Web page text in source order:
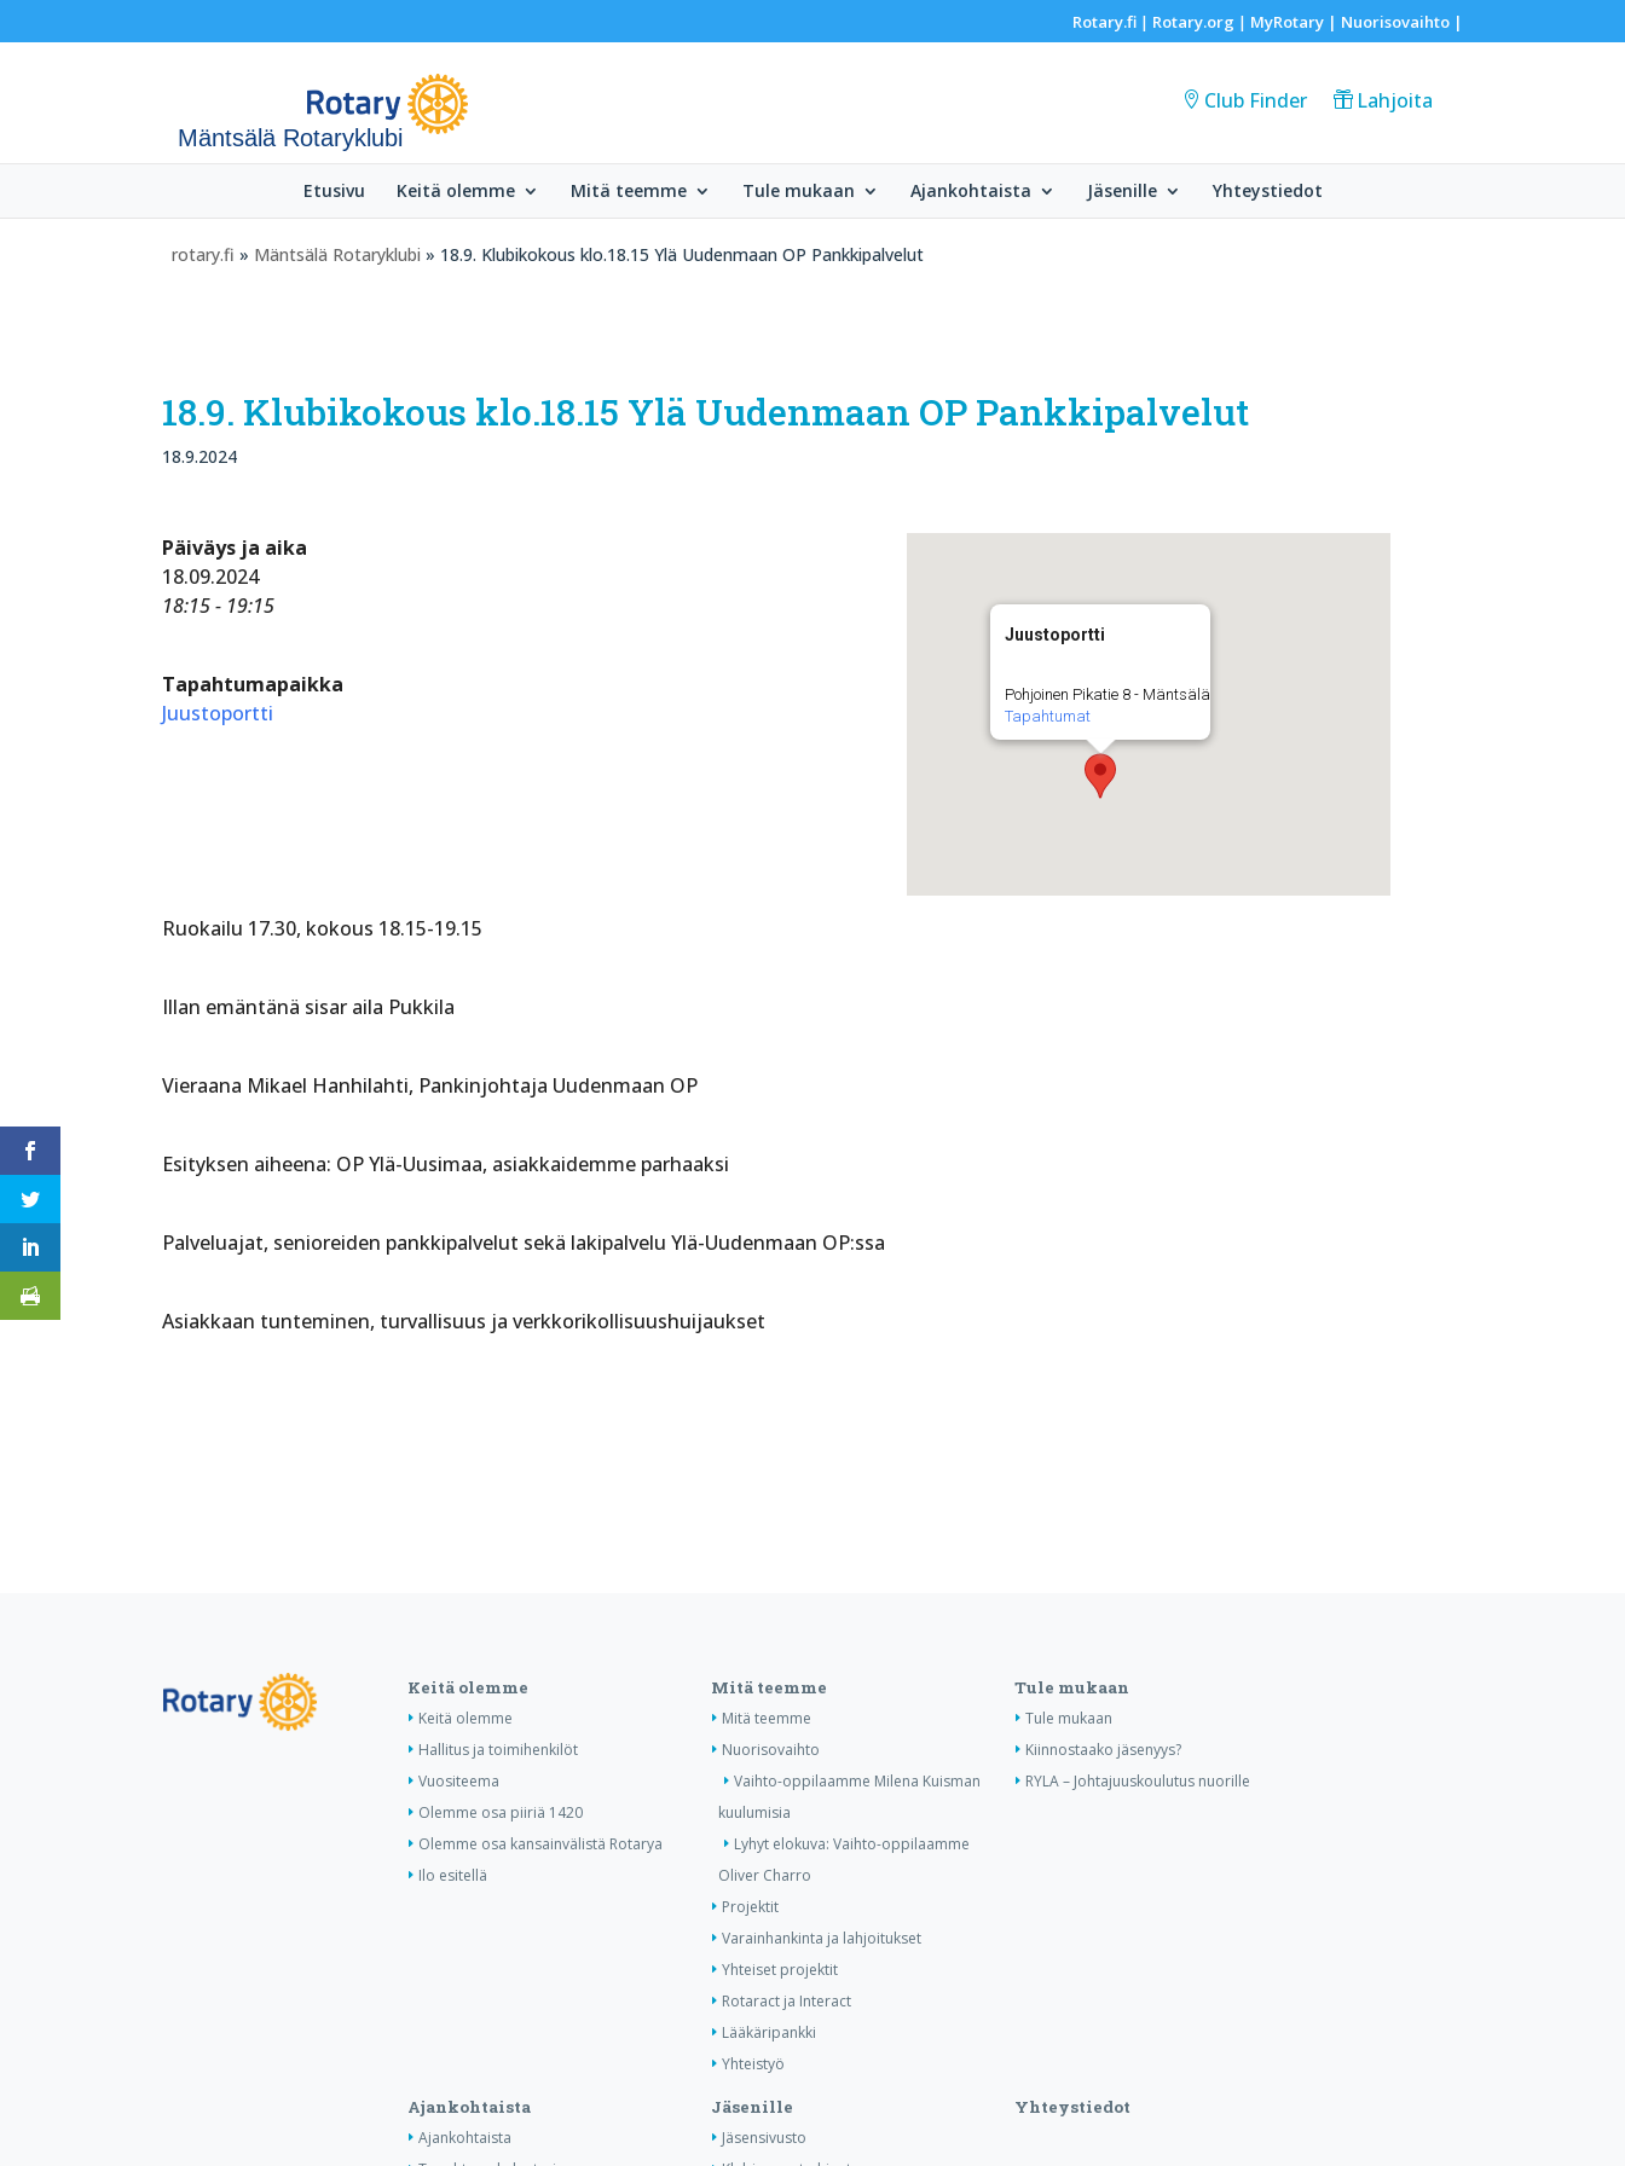
Rotary.fi| Rotary.org | MyRotary | Nuorisovaihto|
Mäntsälä Rotaryklubi
Club Finder Lahjoita
Etusivu Keitä olemme Mitä teemme Tule mukaan Ajankohtaista Jäsenille Yhteystiedot
rotary.fi » Mäntsälä Rotaryklubi » 18.9. Klubikokous klo.18.15 Ylä Uudenmaan OP Pankkipalvelut
18.9. Klubikokous klo.18.15 Ylä Uudenmaan OP Pankkipalvelut
18.9.2024
Juustoportti
Pohjoinen Pikatie 8 - Mäntsälä
Tapahtumat
Päiväys ja aika
18.09.2024
18:15 - 19:15
Tapahtumapaikka
Juustoportti
Ruokailu 17.30, kokous 18.15-19.15
Illan emäntänä sisar aila Pukkila
Vieraana Mikael Hanhilahti, Pankinjohtaja Uudenmaan OP
Esityksen aiheena: OP Ylä-Uusimaa, asiakkaidemme parhaaksi
Palveluajat, senioreiden pankkipalvelut sekä lakipalvelu Ylä-Uudenmaan OP:ssa
Asiakkaan tunteminen, turvallisuus ja verkkorikollisuushuijaukset
Keitä olemme
Keitä olemme
Hallitus ja toimihenkilöt
Vuositeema
Olemme osa piiriä 1420
Olemme osa kansainvälistä Rotarya
Ilo esitellä
Mitä teemme
Mitä teemme
Nuorisovaihto
Vaihto-oppilaamme Milena Kuisman
kuulumisia
Lyhyt elokuva: Vaihto-oppilaamme
Oliver Charro
Projektit
Varainhankinta ja lahjoitukset
Yhteiset projektit
Rotaract ja Interact
Lääkäripankki
Yhteistyö
Tule mukaan
Tule mukaan
Kiinnostaako jäsenyys?
RYLA – Johtajuuskoulutus nuorille
Ajankohtaista
Ajankohtaista
Jäsenille
Jäsensivusto
Yhteystiedot